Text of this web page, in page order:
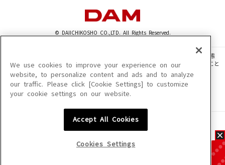
© DAIICHIKOSHO CO.,LTD. All Rights Reserved.
このサイトに掲載されている一切の文章・画像・写真・動画・音声等を、手段や形態
を問わず、著作権法の定める範囲を超えて無断で複製、転載、ファイル化などすること
を禁じます。
楽曲及びコンテンツは、機種によりご利用いただけない場合があります。
楽曲及びコンテンツの配信日、配信内容が変更になる場合があります。
We use cookies to improve your experience on our
website, to personalize content and ads and to analyze
our traffic. Please click [Cookie Settings] to customize
your cookie settings on our website.
Accept All Cookies
Cookies Settings